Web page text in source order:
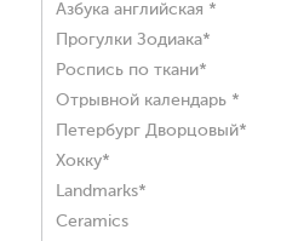
Азбука английская *
Прогулки Зодиака*
Роспись по ткани*
Отрывной календарь *
Петербург Дворцовый*
Хокку*
Landmarks*
Ceramics